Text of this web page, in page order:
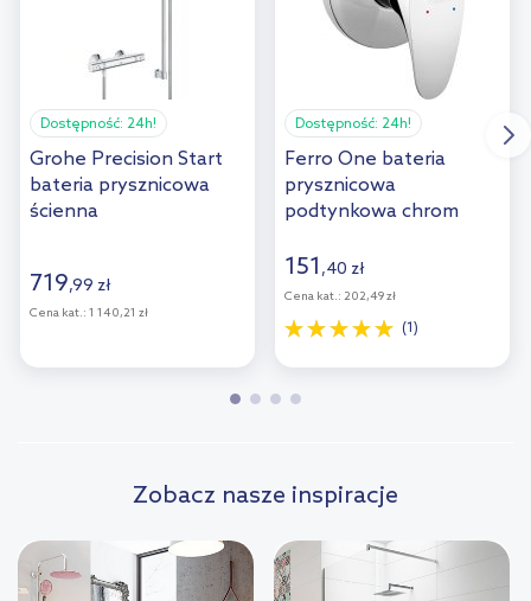
Dostępność: 24h!
Grohe Precision Start
bateria prysznicowa
ścienna
719,99 zł
Cena kat.: 1 140,21 zł
Dostępność: 24h!
Ferro One bateria
prysznicowa
podtynkowa chrom
151 ,40 zł
Cena kat.: 202,49 zł
(1)
Zobacz nasze inspiracje